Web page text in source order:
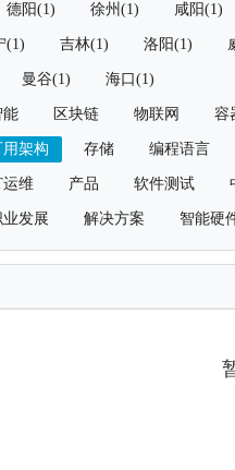
德阳(1) 徐州(1) 咸阳(1)
(1) 吉林(1) 洛阳(1)
曼谷(1) 海口(1)
能 区块链 物联网 容
架构 存储 编程语言
维 产品 软件测试
业发展 解决方案 智能硬